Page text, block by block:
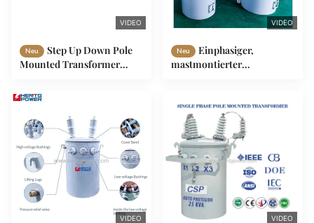
VIDEO
Neu
Step Up Down Pole
Mounted Transformer
37.5KVA 75KVA
VIDEO
Neu
Einphasiger,
mastmontierter
kVA 7,62 kV 15 kV
VIDEO VIDEO